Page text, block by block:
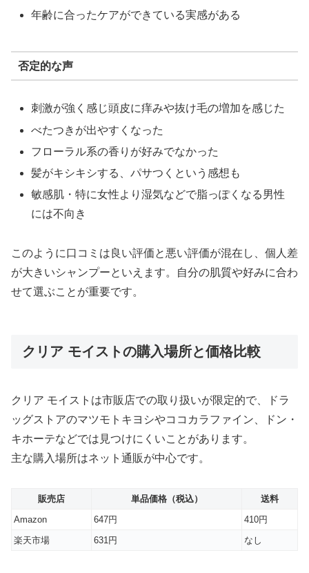
年齢に合ったケアができている実感がある
否定的な声
刺激が強く感じ頭皮に痒みや抜け毛の増加を感じた
べたつきが出やすくなった
フローラル系の香りが好みでなかった
髪がキシキシする、パサつくという感想も
敏感肌・特に女性より湿気などで脂っぽくなる男性
には不向き
このように口コミは良い評価と悪い評価が混在し、個人差
が大きいシャンプーといえます。自分の肌質や好みに合わ
せて選ぶことが重要です。
クリア モイストの購入場所と価格比較
クリア モイストは市販店での取り扱いが限定的で、ドラ
ッグストアのマツモトキヨシやココカラファイン、ドン・
キホーテなどでは見つけにくいことがあります。
主な購入場所はネット通販が中心です。
販売店 単品価格（税込）
送料
Amazon
647円
410円
楽天市場
631円 なし